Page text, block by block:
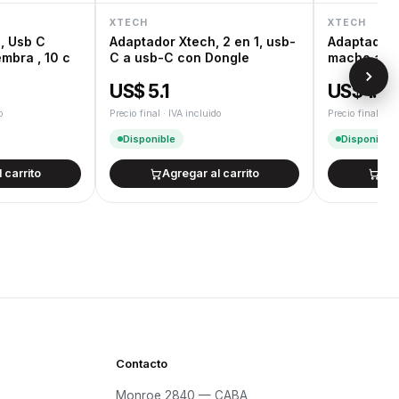
Usb C
, 10 c
carrito
XTECH
Adaptador Xtech, 2 en 1, usb-
C a usb-C con Dongle
US$ 5.1
Precio final · IVA incluido
Disponible
Agregar al carrito
XTECH
Adaptador
macho a
US$ 1.5
Precio final ·
Disponible
Contacto
Monroe 2840 — CABA